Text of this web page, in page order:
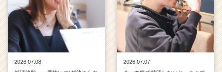
2026.07.08
2026.07.07